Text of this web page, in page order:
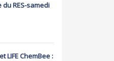
RES-samedi
LIFE ChemBee :